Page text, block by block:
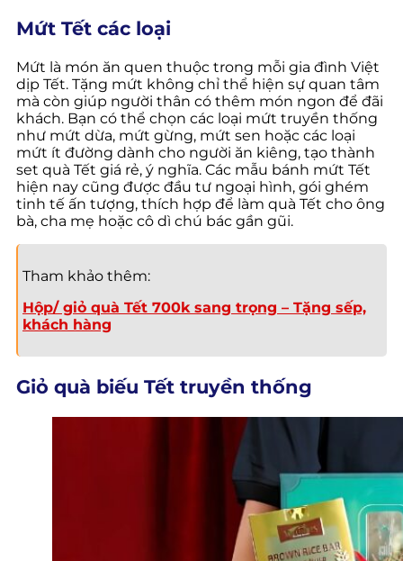
Mứt Tết các loại
Mứt là món ăn quen thuộc trong mỗi gia đình Việt
dịp Tết. Tặng mứt không chỉ thể hiện sự quan tâm
mà còn giúp người thân có thêm món ngon để đãi
khách. Bạn có thể chọn các loại mứt truyền thống
như mứt dừa, mứt gừng, mứt sen hoặc các loại
mứt ít đường dành cho người ăn kiêng, tạo thành
set quà Tết giá rẻ, ý nghĩa. Các mẫu bánh mứt Tết
hiện nay cũng được đầu tư ngoại hình, gói ghém
tinh tế ấn tượng, thích hợp để làm quà Tết cho ông
bà, cha mẹ hoặc cô dì chú bác gần gũi.
Tham khảo thêm:
Hộp/ giỏ quà Tết 700k sang trọng – Tặng sếp,
khách hàng
Giỏ quà biếu Tết truyền thống